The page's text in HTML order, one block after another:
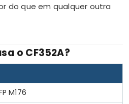
do que em qualquer outra
o CF352A?
M176